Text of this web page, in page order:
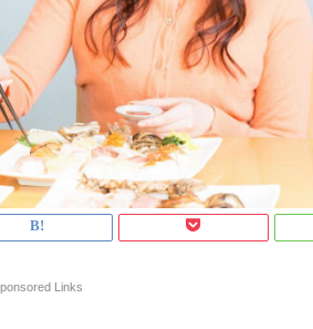
Links